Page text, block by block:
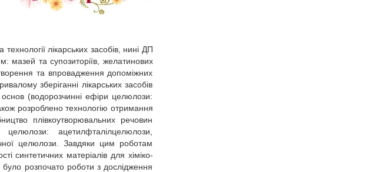
лікарських засобів, нині ДП
мазей та супозиторіїв, желатинових
та впровадження допоміжних
зберіганні лікарських засобів
основ (водорозчинні ефіри целюлози:
розроблено технологію отримання
плівкоутворювальних речовин
ацетилфталілцелюлози,
целюлози. Завдяки цим роботам
синтетичних матеріалів для хіміко-
було розпочато роботи з дослідження